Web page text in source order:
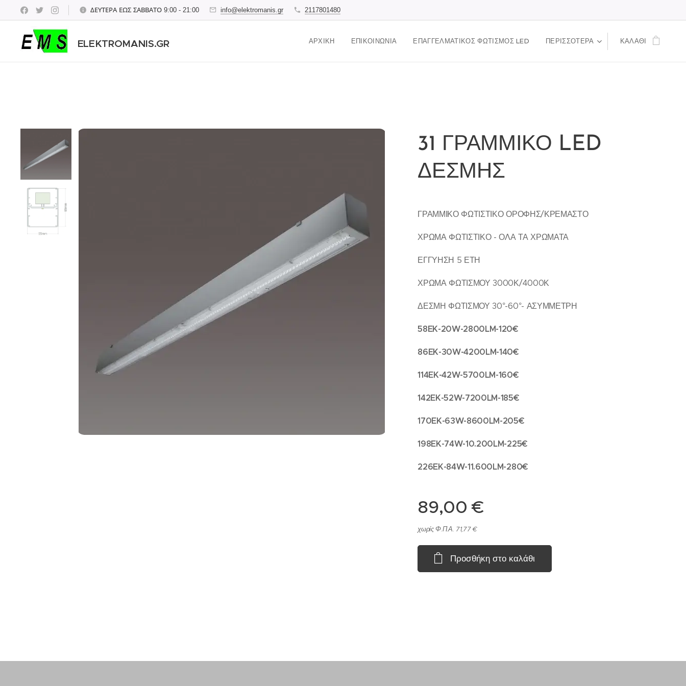
ΔΕΥΤΕΡΑ ΕΩΣ ΣΑΒΒΑΤΟ 9:00 - 21:00 info@elektromanis.gr 2117801480
ELEKTROMANIS.GR ΑΡΧΙΚΉ ΕΠΙΚΟΙΝΩΝΊΑ ΕΠΑΓΓΕΛΜΑΤΙΚΟΣ ΦΩΤΙΣΜΟΣ LED ΠΕΡΙΣΣΌΤΕΡΑ ΚΑΛΆΘΙ
31 ΓΡΑΜΜΙΚΟ LED
ΔΕΣΜΗΣ
ΓΡΑΜΜΙΚΟ ΦΩΤΙΣΤΙΚΟ ΟΡΟΦΗΣ/ΚΡΕΜΑΣΤΟ
ΧΡΩΜΑ ΦΩΤΙΣΤΙΚΟ - ΟΛΑ ΤΑ ΧΡΩΜΑΤΑ
ΕΓΓΥΗΣΗ 5 ΕΤΗ
ΧΡΩΜΑ ΦΩΤΙΣΜΟΥ 3000Κ/4000Κ
ΔΕΣΜΗ ΦΩΤΙΣΜΟΥ 30°-60°- ΑΣΥΜΜΕΤΡΗ
58EK-20W-2800LM-120€
86EK-30W-4200LM-140€
114EK-42W-5700LM-160€
142EK-52W-7200LM-185€
170EK-63W-8600LM-205€
198EK-74W-10.200LM-225€
226EK-84W-11.600LM-280€
89,00 €
χωρίς Φ.Π.Α. 71,77 €
Προσθήκη στο καλάθι